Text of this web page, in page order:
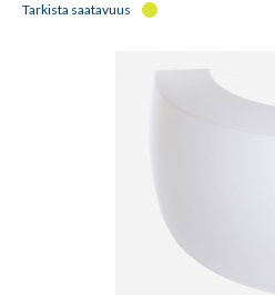
Tarkista saatavuus